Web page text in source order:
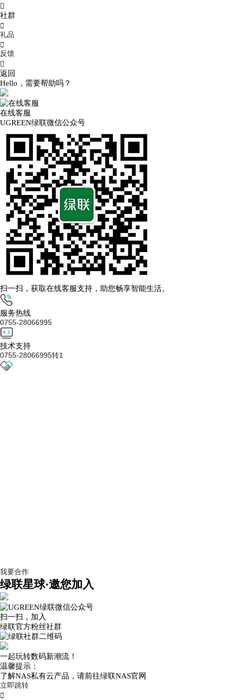

社群

礼品

反馈

返回
Hello，需要帮助吗？
在线客服
UGREEN绿联微信公众号
扫一扫，获取在线客服支持，助您畅享智能生活。
服务热线
0755-28066995
技术支持
0755-28066995转1
我要合作
绿联星球·邀您加入
扫一扫，加入
绿联官方粉丝社群
一起玩转数码新潮流！
温馨提示：
了解NAS私有云产品，请前往绿联NAS官网
立即跳转
